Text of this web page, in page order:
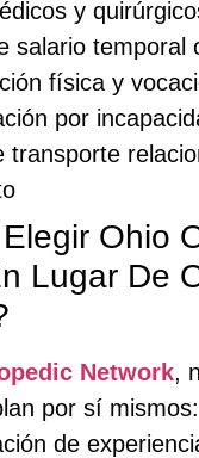
y
salario temporal
física y
por
transporte
Ohio
Lugar De
Network,
por sí
de